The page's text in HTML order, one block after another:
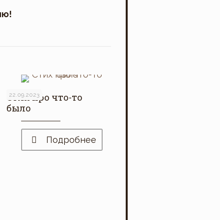
22.09.2023
Стих про что-то
было
Подробнее